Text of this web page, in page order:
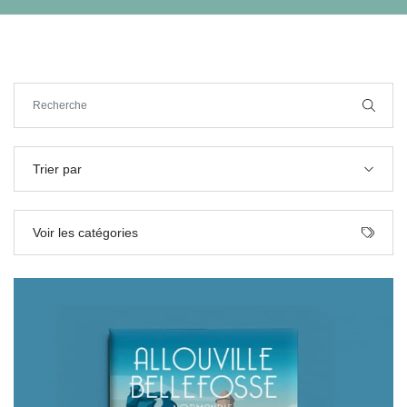
Trier par
Voir les catégories